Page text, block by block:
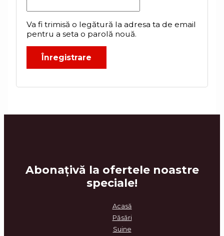
Va fi trimisă o legătură la adresa ta de email
pentru a seta o parolă nouă.
Înregistrare
Abonațivă la ofertele noastre
speciale!
Acasă
Păsări
Suine